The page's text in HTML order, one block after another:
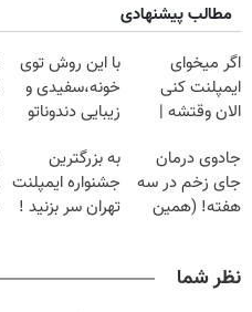
مطالب پیشنهادی
اگر میخوای
ایمپلنت کنی
الان وقتشه |
میلیون تومان!!!
با این روش توی
خونه،سفیدی و
زیبایی دندوناتو
(40%off)
جادوی درمان
جای زخم در سه
هفته! (همین
به بزرگترین
جشنواره ایمپلنت
تهران سر بزنید !
نظر شما